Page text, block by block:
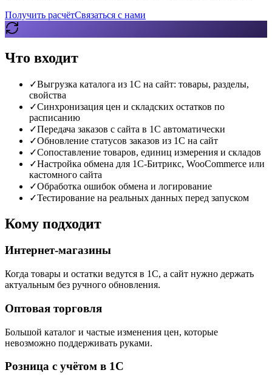
Получить расчётСвязаться с нами
Что входит
✓Выгрузка каталога из 1С на сайт: товары, разделы,
свойства
✓Синхронизация цен и складских остатков по
расписанию
✓Передача заказов с сайта в 1С автоматически
✓Обновление статусов заказов из 1С на сайт
✓Сопоставление товаров, единиц измерения и складов
✓Настройка обмена для 1С-Битрикс, WooCommerce или
кастомного сайта
✓Обработка ошибок обмена и логирование
✓Тестирование на реальных данных перед запуском
Кому подходит
Интернет-магазины
Когда товары и остатки ведутся в 1С, а сайт нужно держать
актуальным без ручного обновления.
Оптовая торговля
Большой каталог и частые изменения цен, которые
невозможно поддерживать руками.
Розница с учётом в 1С